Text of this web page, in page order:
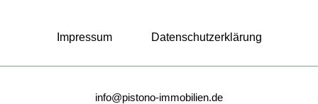
Impressum Datenschutzerklärung
info@pistono-immobilien.de